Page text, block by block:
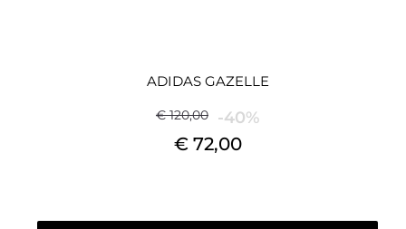
ADIDAS GAZELLE
€ 120,00 -40%
€ 72,00